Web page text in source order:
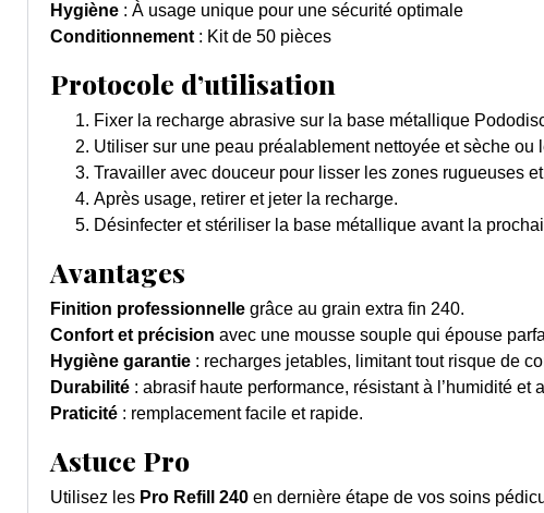
Hygiène : À usage unique pour une sécurité optimale
Conditionnement: Kit de 50 pièces
Protocole d’utilisation
Fixer la recharge abrasive sur la base métallique
Utiliser sur une peau préalablement nettoyée et sèche ou
Travailler avec douceur pour lisser les zones rugueuses
Après usage, retirer et jeter la recharge.
Désinfecter et stériliser la base métallique avant la
Avantages
Finition professionnelle grâce au grain extra fin 240.
Confort et précision avec une mousse souple qui épouse
Hygiène garantie : recharges jetables, limitant tout risque de
Durabilité : abrasif haute performance, résistant à l’humidité et
Praticité : remplacement facile et rapide.
Astuce Pro
Utilisez les Pro Refill 240 en dernière étape de vos soins